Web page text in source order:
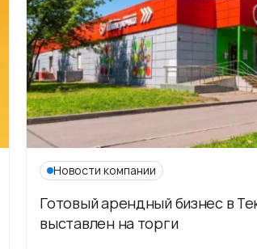
Новости компании
Готовый арендный бизнес в
выставлен на торги